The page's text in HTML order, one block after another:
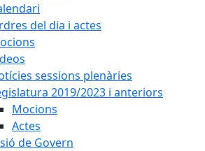
del dia i actes
sessions plenàries
2019/2023 i anteriors
Mocions
Actes
de Govern